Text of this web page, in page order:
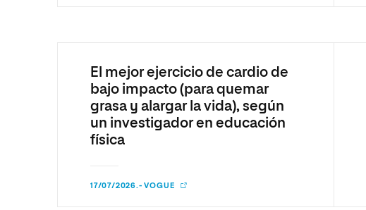
El mejor ejercicio de cardio de
bajo impacto (para quemar
grasa y alargar la vida), según
un investigador en educación
física
17/07/2026.- VOGUE